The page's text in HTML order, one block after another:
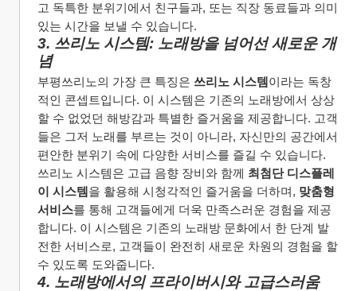
고 독특한 분위기에서 친구들과, 또는 직장 동료들과 의미
있는 시간을 보낼 수 있습니다.
3. 쓰리노 시스템: 노래방을 넘어선 새로운 개
념
부평쓰리노의 가장 큰 특징은 쓰리노 시스템이라는 독창
적인 콘셉트입니다. 이 시스템은 기존의 노래방에서 상상
할 수 없었던 해방감과 특별한 즐거움을 제공합니다. 고객
들은 그저 노래를 부르는 것이 아니라, 자신만의 공간에서
편안한 분위기 속에 다양한 서비스를 즐길 수 있습니다.
쓰리노 시스템은 고급 음향 장비와 함께 최첨단 디스플레
이 시스템을 활용해 시청각적인 즐거움을 더하며, 맞춤형
서비스를 통해 고객들에게 더욱 만족스러운 경험을 제공
합니다. 이 시스템은 기존의 노래방 문화에서 한 단계 발
전한 서비스로, 고객들이 완전히 새로운 차원의 경험을 할
수 있도록 도와줍니다.
4. 노래방에서의 프라이버시와 고급스러움